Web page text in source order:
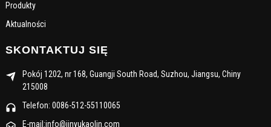
Produkty
Aktualności
SKONTAKTUJ SIĘ
Pokój 1202, nr 168, Guangji South Road, Suzhou, Jiangsu, Chiny
215008
Telefon: 0086-512-55110065
E-mail:info@jinyukaolin.com